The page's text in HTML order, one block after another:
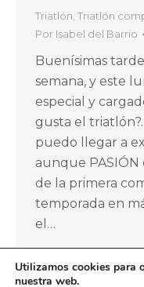
Triatlón, Triatlón
Por Isabel del Barrio
Buenísimas
semana, y este
especial y
gusta el
puedo llegar a
aunque PASIÓN
de la primera
temporada en
el…
Utilizamos cookies para
nuestra web.